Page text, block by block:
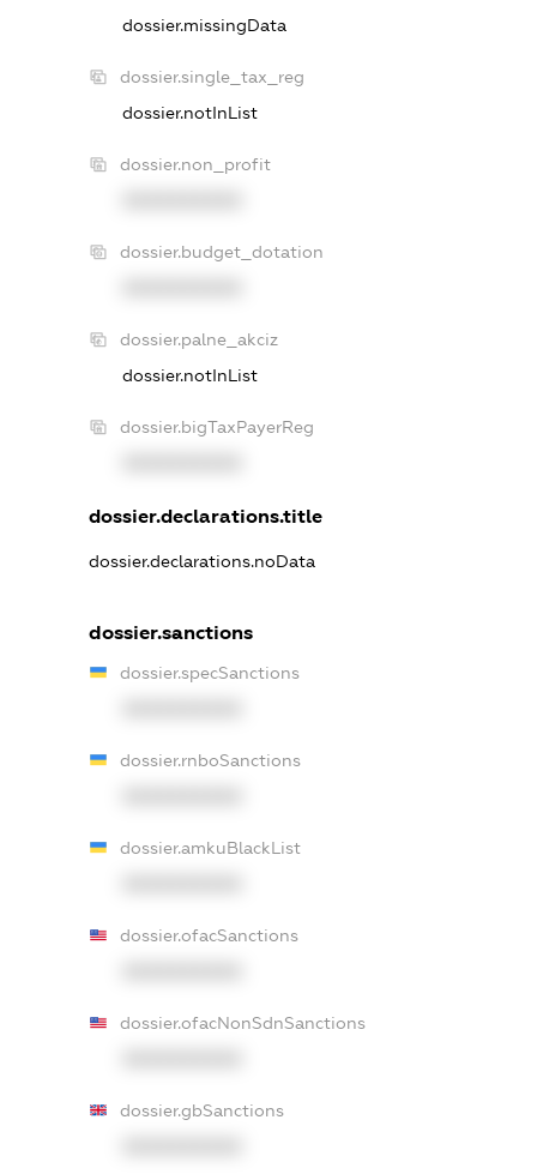
dossier.missingData
dossier.single_tax_reg
dossier.notInList
dossier.non_profit
dossier.budget_dotation
dossier.palne_akciz
dossier.notInList
dossier.bigTaxPayerReg
dossier.declarations.title
dossier.declarations.noData
dossier.sanctions
dossier.specSanctions
dossier.rnboSanctions
dossier.amkuBlackList
dossier.ofacSanctions
dossier.ofacNonSdnSanctions
dossier.gbSanctions